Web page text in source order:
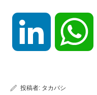
LinkedIn
投稿者: タカバシ